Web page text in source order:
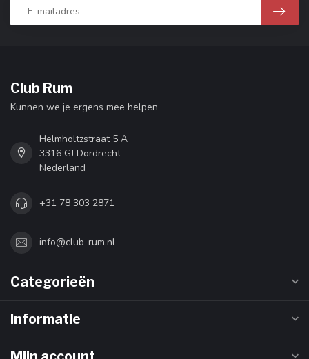
Club Rum
Kunnen we je ergens mee helpen
Helmholtzstraat 5 A
3316 GJ Dordrecht
Nederland
+31 78 303 2871
info@club-rum.nl
Categorieën
Informatie